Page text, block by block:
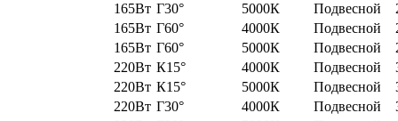
165Вт Г30° 5000К Подвесной
165Вт Г60° 4000К Подвесной
165Вт Г60° 5000К Подвесной
220Вт К15° 4000К Подвесной
220Вт К15° 5000К Подвесной
220Вт Г30° 4000К Подвесной